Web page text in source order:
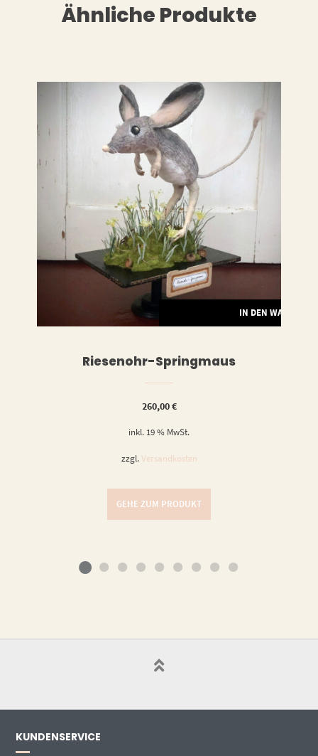
Ähnliche Produkte
IN DEN
Riesenohr-Springmaus
260,00€
inkl. 19 % MwSt.
zzgl. Versandkosten
GEHE ZUM PRODUKT
KUNDENSERVICE